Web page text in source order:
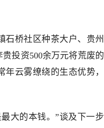
石桥社区种茶大户、贵州
投资500余万元将荒废的
云雾缭绕的生态优势，
大的本钱。”谈及下一步